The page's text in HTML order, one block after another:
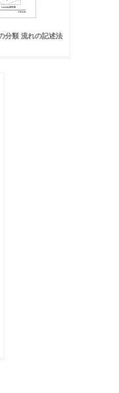
分類 流れの記述法